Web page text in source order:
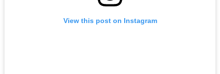
View this post on Instagram